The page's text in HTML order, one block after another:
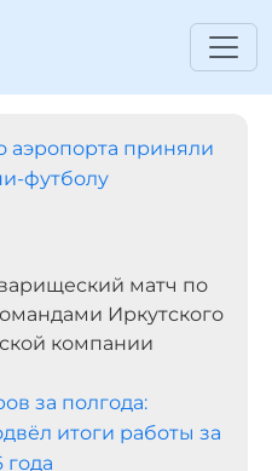
аэропорта приняли
футболу
матч по
Иркутского
компании
за полгода:
итоги работы за
года